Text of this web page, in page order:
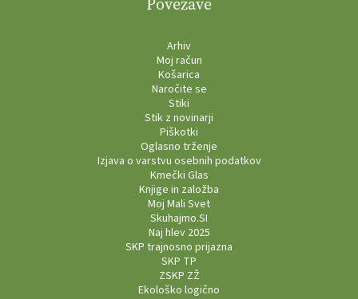
Arhiv
Moj račun
Košarica
Naročite se
Stiki
Stik z novinarji
Piškotki
Oglasno trženje
Izjava o varstvu osebnih podatkov
Kmečki Glas
Knjige in založba
Moj Mali Svet
Skuhajmo.SI
Naj hlev 2025
SKP trajnosno prijazna
SKP TP
ZSKP ZŽ
Ekološko logično